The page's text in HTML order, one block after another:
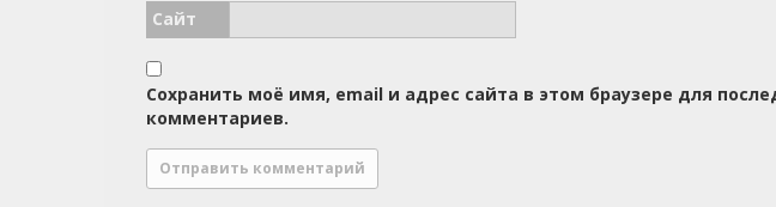
Сайт
Сохранить моё имя, email и адрес сайта в этом браузере для
комментариев.